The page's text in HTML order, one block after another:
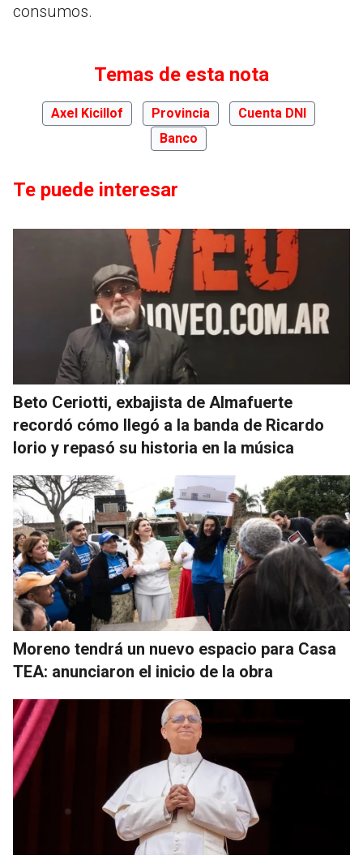
consumos.
Temas de esta nota
Axel Kicillof Provincia
Cuenta DNI
Banco
Te puede interesar
Beto Ceriotti, exbajista de Almafuerte
recordó cómo llegó a la banda de Ricardo
Iorio y repasó su historia en la música
Moreno tendrá un nuevo espacio para Casa
TEA: anunciaron el inicio de la obra